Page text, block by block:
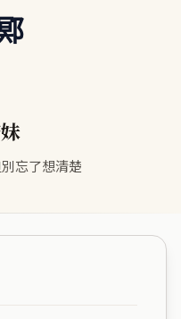
忘了想清楚